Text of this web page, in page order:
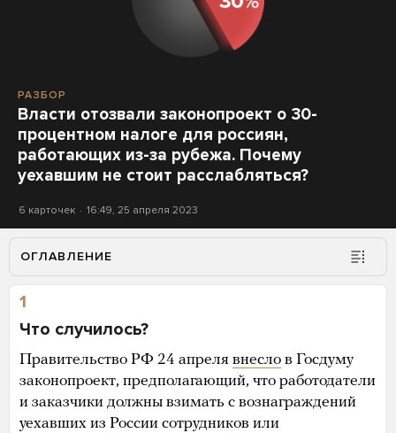
РАЗБОР
Власти отозвали законопроект о 30-
процентном налоге для россиян,
работающих из-за рубежа. Почему
уехавшим не стоит расслабляться?
6 карточек 16:49, 25 апреля 2023
ОГЛАВЛЕНИЕ
1
Что случилось?
Правительство РФ 24 апреля внесло в Госдуму
законопроект, предполагающий, что работодатели
и заказчики должны взимать с вознаграждений
уехавших из России сотрудников или